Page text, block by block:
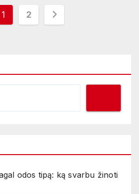
1 2
odos tipą: ką svarbu žinoti